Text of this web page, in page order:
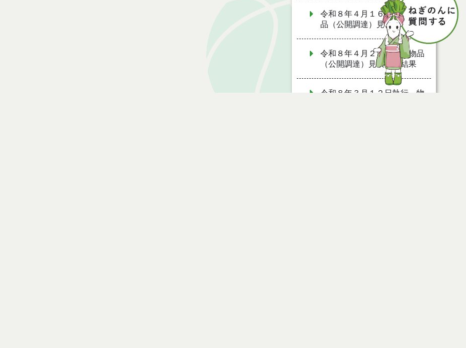
令和８年４月１６日執行 物
品（公開調達）見積徴取結果
令和８年４月２日執行 物品
（公開調達）見積徴取結果
令和８年３月１２日執行 物